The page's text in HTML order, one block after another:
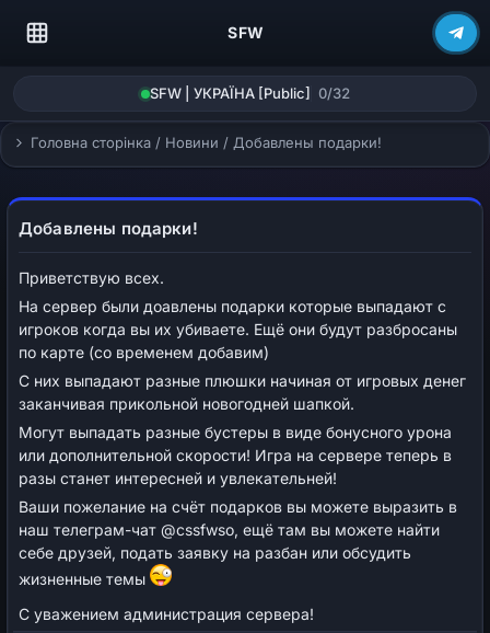
SFW
SFW | УКРАЇНА [Public] 0/32
Головна сторінка / Новини / Добавлены подарки!
Добавлены подарки!
Приветствую всех.
На сервер были доавлены подарки которые выпадают с
игроков когда вы их убиваете. Ещё они будут разбросаны
по карте (со временем добавим)
С них выпадают разные плюшки начиная от игровых денег
заканчивая прикольной новогодней шапкой.
Могут выпадать разные бустеры в виде бонусного урона
или дополнительной скорости! Игра на сервере теперь в
разы станет интересней и увлекательней!
Ваши пожелание на счёт подарков вы можете выразить в
наш телеграм-чат @cssfwso, ещё там вы можете найти
себе друзей, подать заявку на разбан или обсудить
жизненные темы
С уважением администрация сервера!